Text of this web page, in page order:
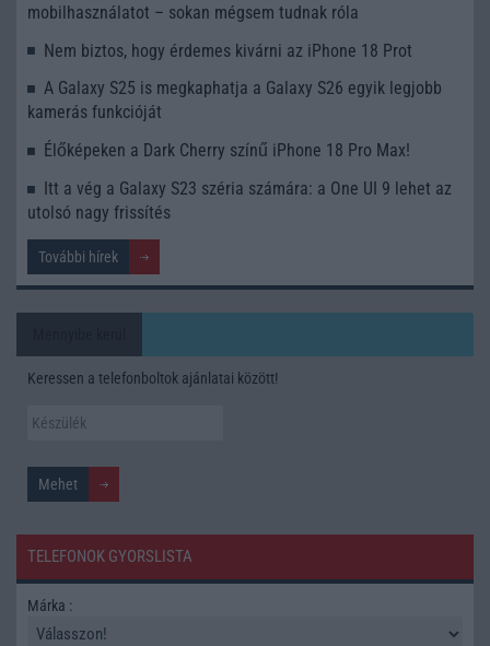
mobilhasználatot – sokan mégsem tudnak róla
Nem biztos, hogy érdemes kivárni az iPhone 18 Prot
A Galaxy S25 is megkaphatja a Galaxy S26 egyik legjobb
kamerás funkcióját
Élőképeken a Dark Cherry színű iPhone 18 Pro Max!
Itt a vég a Galaxy S23 széria számára: a One UI 9 lehet az
utolsó nagy frissítés
További hírek
Keressen a telefonboltok ajánlatai között!
TELEFONOK GYORSLISTA
Márka :